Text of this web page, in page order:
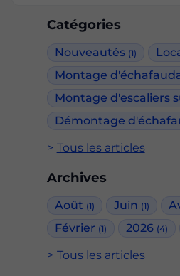
Catégories
Nouveautés (1)
Montage
Démontage
Tous les articles
Archives
Août (1) Juin (1)
Février (1) 2026 (4)
Tous les articles
accidents graves, tant
travers les différentes
garantir un montage